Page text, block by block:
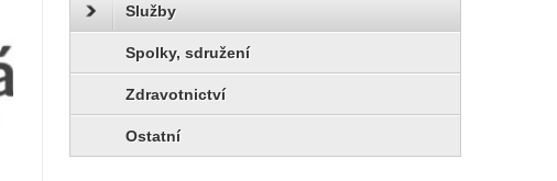
Služby
Spolky, sdružení
Zdravotnictví
Ostatní